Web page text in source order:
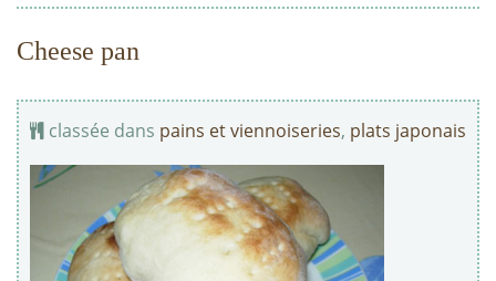
Cheese pan
classée dans pains et viennoiseries, plats japonais